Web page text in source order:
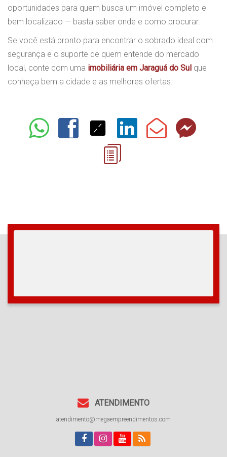
oportunidades para quem busca um imóvel completo e
bem localizado — basta saber onde e como procurar.
Se você está pronto para encontrar o sobrado ideal com
segurança e o suporte de quem entende do mercado
local, conte com uma imobiliária em Jaraguá do Sul que
conheça bem a cidade e as melhores ofertas.
ATENDIMENTO
atendimento@megaempreendimentos.com